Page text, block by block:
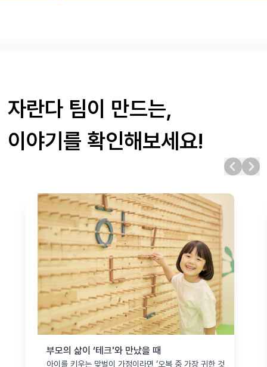
자란다 팀이 만드는,
이야기를 확인해보세요!
부모의 삶이 ‘테크'와 만났을 때
아이를 키우는 맞벌이 가정이라면 ‘오복 중 가장 귀한 것